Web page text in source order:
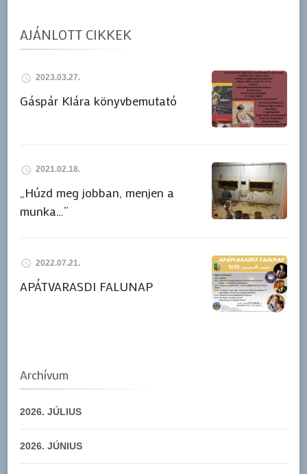
AJÁNLOTT CIKKEK
2023.03.27.
Gáspár Klára könyvbemutató
2021.02.18.
„Húzd meg jobban, menjen a
munka…”
2022.07.21.
APÁTVARASDI FALUNAP
Archívum
2026. JÚLIUS
2026. JÚNIUS